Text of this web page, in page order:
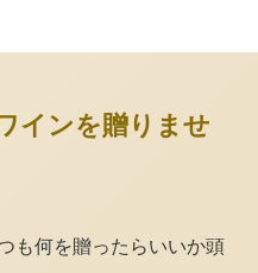
インを贈りませ
も何を贈ったらいいか頭